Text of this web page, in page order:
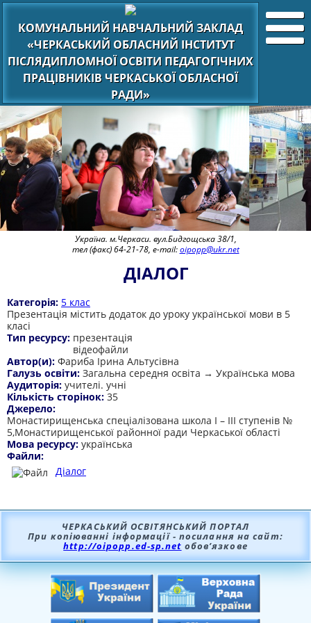
КОМУНАЛЬНИЙ НАВЧАЛЬНИЙ ЗАКЛАД
«ЧЕРКАСЬКИЙ ОБЛАСНИЙ ІНСТИТУТ
ПІСЛЯДИПЛОМНОЇ ОСВІТИ ПЕДАГОГІЧНИХ
ПРАЦІВНИКІВ ЧЕРКАСЬКОЇ ОБЛАСНОЇ
РАДИ»
Україна. м.Черкаси. вул.Бидгощська 38/1,
тел (факс) 64-21-78, e-mail:oipopp@ukr.net
ДІАЛОГ
Категорія: 5 клас
Презентація містить додаток до уроку української мови в 5
класі
Тип ресурсу: презентація
відеофайли
Автор(и): Фариба Ірина Альтусівна
Галузь освіти: Загальна середня освіта → Українська мова
Аудиторія: учителі. учні
Кількість сторінок: 35
Джерело:
Монастирищенська спеціалізована школа І – ІІІ ступенів №
5,Монастирищенської районної ради Черкаської області
Мова ресурсу: українська
Файли:
Діалог
ЧЕРКАСЬКИЙ ОСВІТЯНСЬКИЙ ПОРТАЛ
При копіюванні інформації - посилання на сайт:
http://oipopp.ed-sp.net обов’язкове